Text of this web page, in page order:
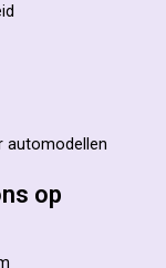
automodellen
op